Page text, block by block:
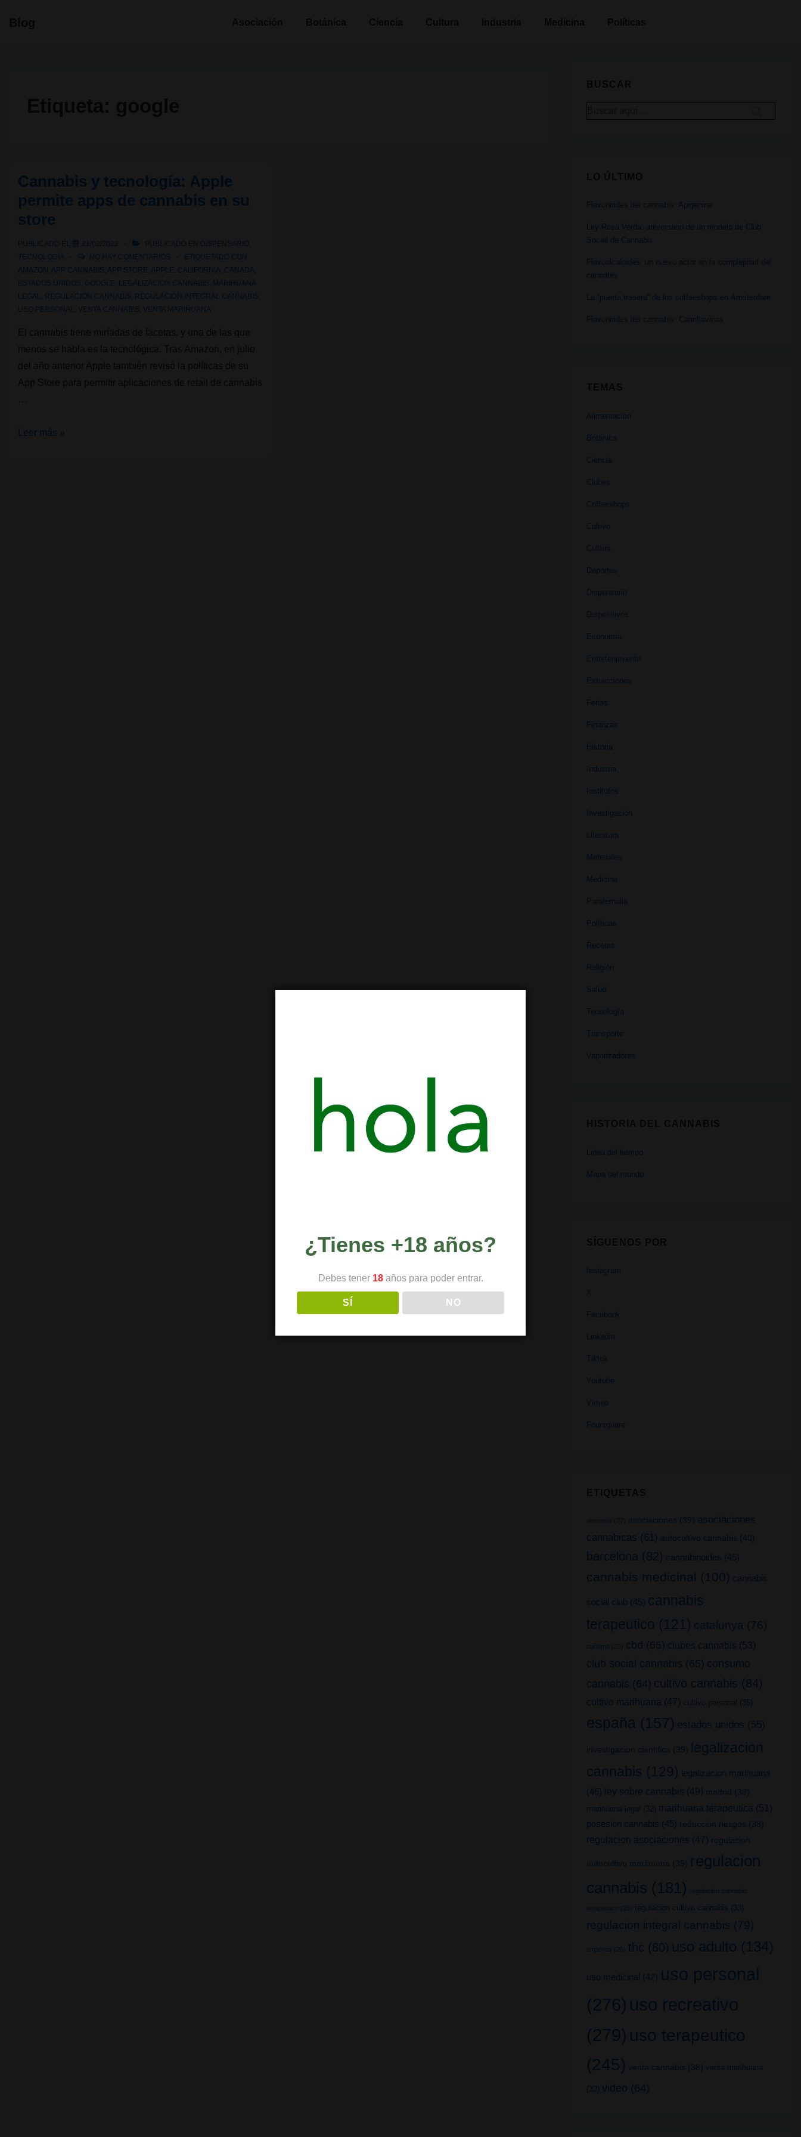
Cannabis y tecnología: Apple
permite apps de cannabis en su
store
PUBLICADO EL 21/02/2022 PUBLICADO EN DISPENSARIO
TECNOLOGÍA
NO HAY COMENTARIOS
ETIQUETADO CON
AMAZON
APP CANNABIS APP STORE APPLE CALIFORNIA CANADA
ESTADOS UNIDOS GOOGLE LEGALIZACION CANNABIS
MARIHUANA
LEGAL
REGULACION CANNABIS REGULACION INTEGRAL CANNABIS
USO PERSONAL
VENTA CANNABIS VENTA MARIHUANA
Cannabis
Leer más »
Flavonoides del cannabis: Apigenina
Ley Rosa Verda: aniversario de un modelo de Club
Social de Cannabis
Flavoalcaloides: un nuevo actor en la complejidad del
cannabis
La “puerta trasera” de los coffeeshops en Ámsterdam
Flavonoides del cannabis: Cannflavinas
Alimentación
Botánica
Ciencia
Clubes
Coffeeshops
Cultivo
Cultura
Deportes
Dispensario
Dispositivos
Economía
Entretenimiento
Extracciones
Ferias
Finanzas
Historia
Industria
Institutos
Investigación
Literatura
Materiales
Medicina
Parafernalia
Políticas
Recetas
Religión
Salud
Tecnología
Transporte
Vaporizadores
Linea del tiempo
Mapa del mundo
Instagram
X
Facebook
Linkedin
Tiktok
Youtube
Vimeo
Foursquare
alemania (27) asociaciones (39)
asociaciones
cannabicas (61) autocultivo cannabis (40)
barcelona (82) cannabinoides (45)
cannabis medicinal (100) cannabis
social club (45) cannabis
terapeutico (121) catalunya (76)
cañamo (26) cbd (65) clubes cannabis (53)
club social cannabis (65) consumo
cannabis (64) cultivo cannabis (84)
cultivo marihuana (47) cultivo personal (35)
españa (157) estados unidos (55)
investigacion cientifica (39)
legalizacion
cannabis (129) legalizacion marihuana
(46) ley sobre cannabis (49) madrid (38)
marihuana legal (32) marihuana terapeutica (51)
posesion cannabis (45) reduccion riesgos (38)
regulacion asociaciones (47) regulacion
autocultivo marihuana (39)
regulacion
cannabis (181) regulacion cannabis
terapeutico (25) regulacion cultivo cannabis (33)
regulacion integral cannabis (79)
terpenos (25) thc (80) uso adulto (134)
uso medicinal (42) uso personal
(276) uso recreativo
(279) uso terapeutico
(245) venta cannabis (38) venta marihuana
(32) video (64)
¿Tienes +18 años?
Debes tener 18años para poder entrar.
SÍ NO